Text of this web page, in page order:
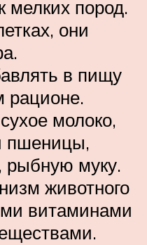
мелких пород.
они
в пищу
рационе.
молоко,
пшеницы,
рыбную муку.
животного
витаминами